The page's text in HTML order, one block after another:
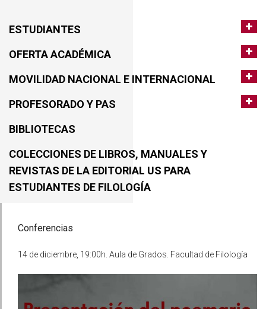
ESTUDIANTES
OFERTA ACADÉMICA
MOVILIDAD NACIONAL E INTERNACIONAL
PROFESORADO Y PAS
BIBLIOTECAS
COLECCIONES DE LIBROS, MANUALES Y
REVISTAS DE LA EDITORIAL US PARA
ESTUDIANTES DE FILOLOGÍA
Conferencias
14 de diciembre, 19:00h. Aula de Grados. Facultad de Filología